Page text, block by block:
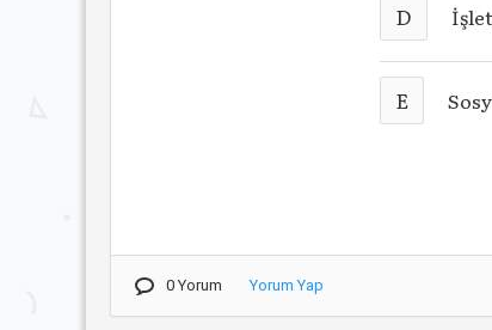
D
E
0 Yorum Yorum Yap